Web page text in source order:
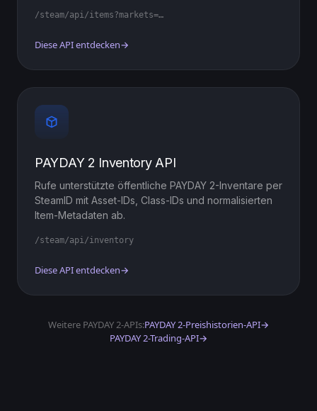
/steam/api/items?markets=…
Diese API entdecken→
PAYDAY 2 Inventory API
Rufe unterstützte öffentliche PAYDAY 2-Inventare per
SteamID mit Asset-IDs, Class-IDs und normalisierten
Item-Metadaten ab.
/steam/api/inventory
Diese API entdecken→
Weitere PAYDAY 2-APIs:PAYDAY 2-Preishistorien-API→
PAYDAY 2-Trading-API→